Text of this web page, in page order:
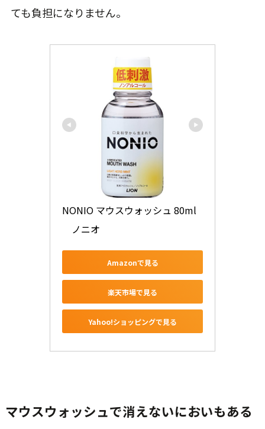
ても負担になりません。
NONIO マウスウォッシュ 80ml
ノニオ
Amazonで見る
楽天市場で見る
Yahoo!ショッピングで見る
マウスウォッシュで消えないにおいもある